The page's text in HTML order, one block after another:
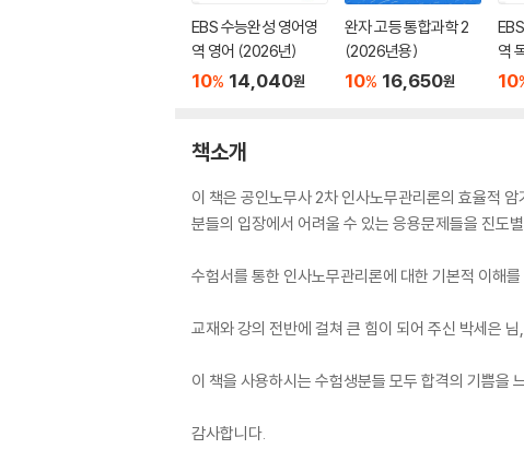
EBS 수능완성 영어영
역 영어 (2026년)
10% 14,040원
완자 고등 통합과학 2
(2026년용)
10% 16,650원
역
문
10
책소개
이 책은 공인노무사 2차 인사노무관리론의 효율적
분들의 입장에서 어려울 수 있는 응용문제들을 진도
수험서를 통한 인사노무관리론에 대한 기본적 이해
교재와 강의 전반에 걸쳐 큰 힘이 되어 주신 박세은
이 책을 사용하시는 수험생분들 모두 합격의 기쁨을
감사합니다.